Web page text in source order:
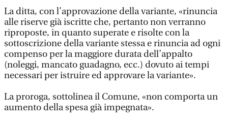
La ditta, con l’approvazione della variante, «rinuncia
alle riserve già iscritte che, pertanto non verranno
riproposte, in quanto superate e risolte con la
sottoscrizione della variante stessa e rinuncia ad ogni
compenso per la maggiore durata dell’appalto
(noleggi, mancato guadagno, ecc.) dovuto ai tempi
necessari per istruire ed approvare la variante».
La proroga, sottolinea il Comune, «non comporta un
aumento della spesa già impegnata».